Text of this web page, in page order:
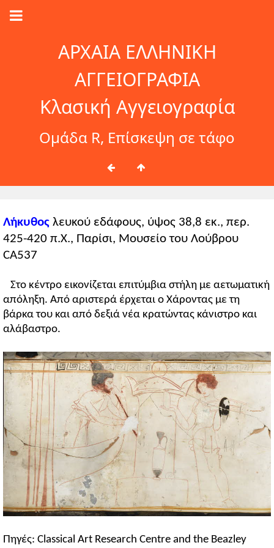
ΑΡΧΑΙΑ ΕΛΛΗΝΙΚΗ
ΑΓΓΕΙΟΓΡΑΦΙΑ
Κλασική Αγγειογραφία
Ομάδα R, Επίσκεψη σε τάφο
Λήκυθος λευκού εδάφους, ύψος 38,8 εκ., περ.
425-420 π.Χ., Παρίσι, Μουσείο του Λούβρου
CA537
Στο κέντρο εικονίζεται επιτύμβια στήλη με αετωματική
απόληξη. Από αριστερά έρχεται ο Χάροντας με τη
βάρκα του και από δεξιά νέα κρατώντας κάνιστρο και
αλάβαστρο.
Πηγές: Classical Art Research Centre and the Beazley